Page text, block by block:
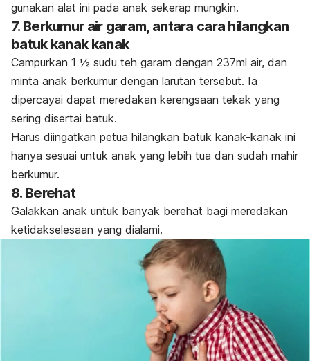
gunakan alat ini pada anak sekerap mungkin.
7. Berkumur air garam, antara cara hilangkan
batuk kanak kanak
Campurkan 1 ½ sudu teh garam dengan 237ml air, dan
minta anak berkumur dengan larutan tersebut. Ia
dipercayai dapat meredakan kerengsaan tekak yang
sering disertai batuk.
Harus diingatkan petua hilangkan batuk kanak-kanak ini
hanya sesuai untuk anak yang lebih tua dan sudah mahir
berkumur.
8. Berehat
Galakkan anak untuk banyak berehat bagi meredakan
ketidakselesaan yang dialami.